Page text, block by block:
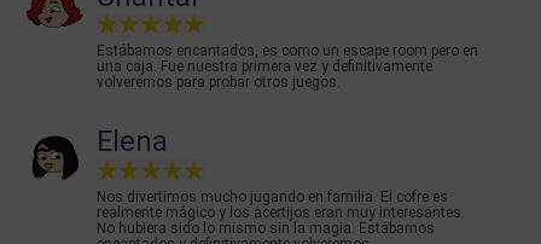
Estábamos encantados, es como un escape room pero en
una caja. Fue nuestra primera vez y definitivamente
volveremos para probar otros juegos.
Elena
Nos divertimos mucho jugando en familia. El cofre es
realmente mágico y los acertijos eran muy interesantes.
No hubiera sido lo mismo sin la magia. Estábamos